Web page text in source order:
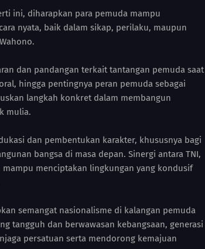
ini, diharapkan para pemuda mampu
nyata, baik dalam sikap, perilaku, maupun
dan pandangan terkait tantangan pemuda saat
hingga pentingnya peran pemuda sebagai
langkah konkret dalam membangun
mulia.
dan pembentukan karakter, khususnya bagi
bangsa di masa depan. Sinergi antara TNI,
menciptakan lingkungan yang kondusif
semangat nasionalisme di kalangan pemuda
tangguh dan berwawasan kebangsaan, generasi
persatuan serta mendorong kemajuan